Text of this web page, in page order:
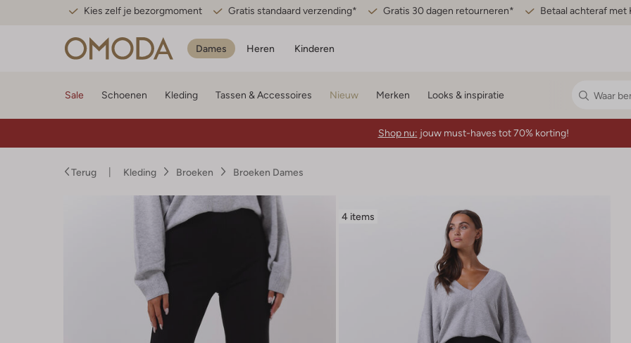
Kies zelf je bezorgmoment Gratis standaard verzending* Gratis 30 dagen retourneren* Betaal achteraf met
Dames Heren Kinderen
Sale Schoenen Kleding Tassen & Accessoires Nieuw Merken Looks & inspiratie
Shop nu: jouw must-haves tot 70% korting!
Terug Kleding Broeken Broeken Dames
4 items